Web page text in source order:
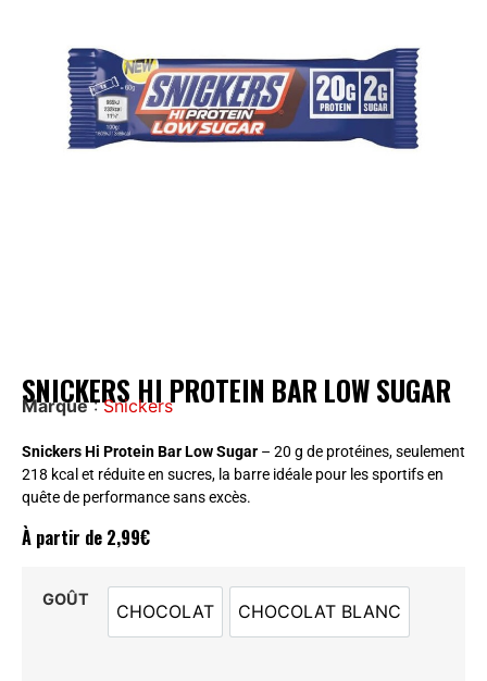
SNICKERS HI PROTEIN BAR LOW SUGAR
Marque:Snickers
Snickers Hi Protein Bar Low Sugar – 20 g de protéines, seulement
218 kcal et réduite en sucres, la barre idéale pour les sportifs en
quête de performance sans excès.
À partir de 2,99€
GOÛT
CHOCOLAT
CHOCOLAT
CHOCOLAT BLANC
CHOCOLAT BLANC